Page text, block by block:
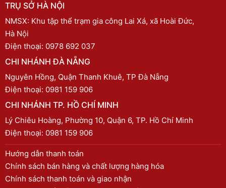
TRỤ SỞ HÀ NỘI
NMSX: Khu tập thể trạm gia công Lai Xá, xã Hoài Đức,
Hà Nội
Điện thoại: 0978 692 037
CHI NHÁNH ĐÀ NẴNG
Nguyên Hồng, Quận Thanh Khuê, TP Đà Nẵng
Điện thoại: 0981 159 906
CHI NHÁNH TP. HỒ CHÍ MINH
Lý Chiêu Hoàng, Phường 10, Quận 6, TP. Hồ Chí Minh
Điện thoại: 0981 159 906
Hướng dẫn thanh toán
Chính sách bán hàng và chất lượng hàng hóa
Chính sách thanh toán và giao nhận